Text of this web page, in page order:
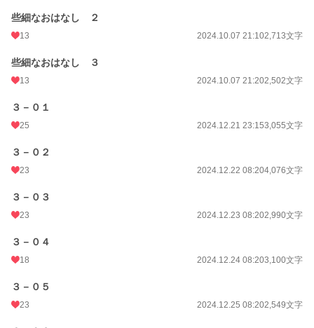
些細なおはなし ２
13 2024.10.07 21:102,713文字
些細なおはなし ３
13 2024.10.07 21:202,502文字
３－０１
25 2024.12.21 23:153,055文字
３－０２
23 2024.12.22 08:204,076文字
３－０３
23 2024.12.23 08:202,990文字
３－０４
18 2024.12.24 08:203,100文字
３－０５
23 2024.12.25 08:202,549文字